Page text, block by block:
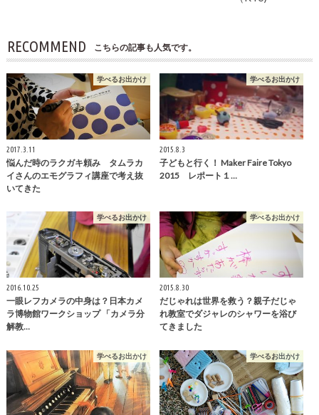
RECOMMEND こちらの記事も人気です。
学べるお出かけ
2017.3.11
悩んだ時のラクガキ頼み タムラカ
イさんのエモグラフィ講座で考え抜
いてきた
学べるお出かけ
2015.8.3
子どもと行く！ Maker Faire Tokyo
2015 レポート１…
学べるお出かけ
2016.10.25
一眼レフカメラの中身は？日本カメ
ラ博物館ワークショップ 「カメラ分
解教…
学べるお出かけ
2015.8.30
だじゃれは世界を救う？親子だじゃ
れ教室でダジャレのシャワーを浴び
てきました
学べるお出かけ 学べるお出かけ